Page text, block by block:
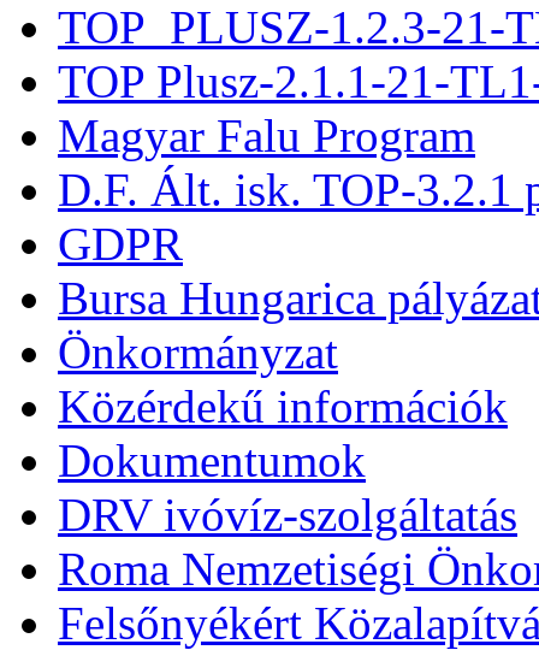
TOP_PLUSZ-1.2.3-21-
TOP Plusz-2.1.1-21-
Magyar Falu Program
D.F. Ált. isk. TOP-3.2.1
GDPR
Bursa Hungarica
Önkormányzat
Közérdekű információk
Dokumentumok
DRV ivóvíz-szolgáltatás
Roma Nemzetiségi
Felsőnyékért